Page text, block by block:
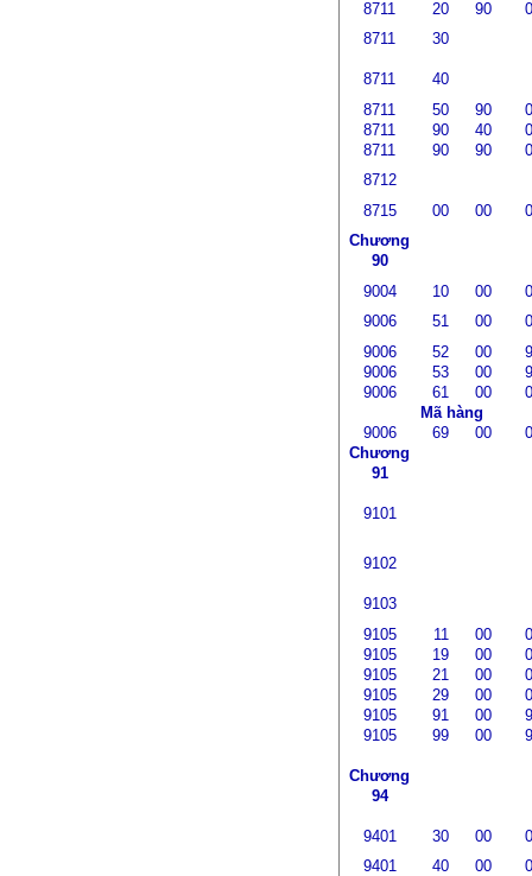
8711
20 90
8711
30
8711
40
8711
50 90
8711
90 40
8711
90 90
8712
8715
00 00
Chương
90
9004
10 00
9006
51 00
9006
52 00
9006
53 00
9006
61 00
Mã hàng
9006
69 00
Chương
91
9101
9102
9103
9105
11 00
9105
19 00
9105
21 00
9105
29 00
9105
91 00
9105
99 00
Chương
94
9401 30 00
9401
40 00